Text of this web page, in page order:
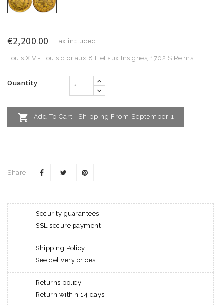
€2,200.00 Tax included
Louis XIV - Louis d'or aux 8 L et aux Insignes, 1702 S Reims
Quantity
 Add To Cart | Shipping From September 1
Share
Security guarantees
SSL secure payment
Shipping Policy
See delivery prices
Returns policy
Return within 14 days